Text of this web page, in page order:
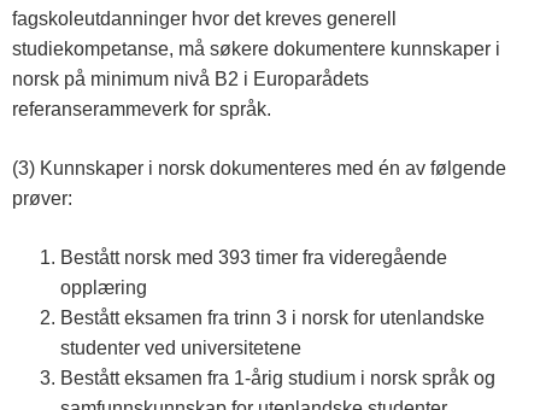
fagskoleutdanninger hvor det kreves generell
studiekompetanse, må søkere dokumentere kunnskaper i
norsk på minimum nivå B2 i Europarådets
referanserammeverk for språk.
(3) Kunnskaper i norsk dokumenteres med én av følgende
prøver:
Bestått norsk med 393 timer fra videregående
opplæring
Bestått eksamen fra trinn 3 i norsk for utenlandske
studenter ved universitetene
Bestått eksamen fra 1-årig studium i norsk språk og